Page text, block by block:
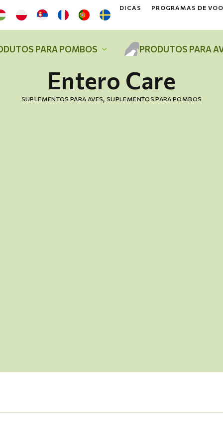
DICAS PROGRAMAS DE
PARA POMBOS PRODUTOS PARA
Entero Care
SUPLEMENTOS PARA AVES, SUPLEMENTOS PARA POMBOS